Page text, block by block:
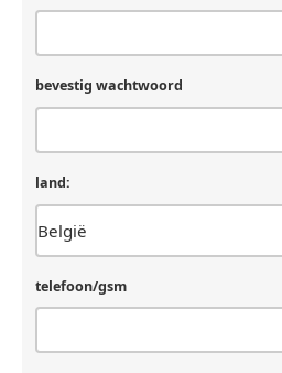
bevestig wachtwoord
land:
telefoon/gsm